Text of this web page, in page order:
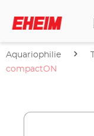
Aquariophilie
compactON